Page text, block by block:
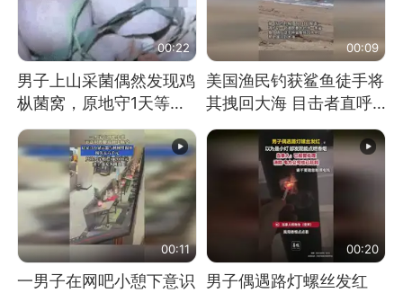
00:22
男子上山采菌偶然发现鸡
枞菌窝，原地守1天等它
长大：挖了140多朵
00:09
美国渔民钓获鲨鱼徒手将
其拽回大海 目击者直呼
震惊 （视频来源：参考
消息）
00:11
一男子在网吧小憩下意识
00:20
男子偶遇路灯螺丝发红